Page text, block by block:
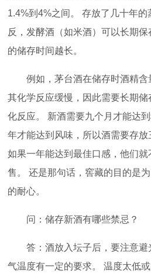
1.4%到4%之间。 存放了几十年
反，发酵酒（如米酒）可以长期
的储存时间越长。
例如，茅台酒在储存时酒精含
其化学反应缓慢，因此需要长期
化反应。 新酒需要九个月才能达
年才能达到风味，所以酒需要存放
如果一年能达到最佳口感，他们
售。 还是那句话，窖藏的目的是
的耐心。
问：储存新酒有哪些禁忌？
答：酒放入坛子后，要注意
气温度有一定的要求。 温度太低